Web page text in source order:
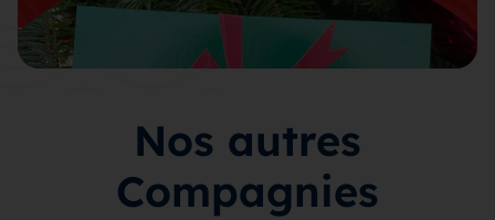
Nos autres
Compagnies